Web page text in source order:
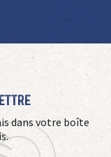
dans votre boîte